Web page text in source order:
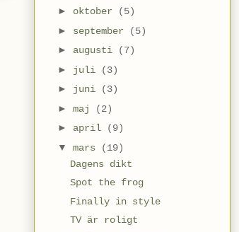
► oktober
(5)
► september
(5)
► augusti
(7)
► juli
(3)
► juni
(3)
► maj
(2)
► april
(9)
▼ mars
(19)
Dagens dikt
Spot the frog
Finally in style
TV är roligt